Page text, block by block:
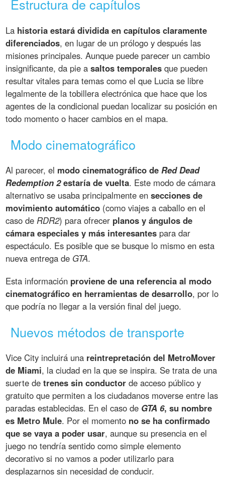
Estructura de capítulos
La historia estará dividida en capítulos claramente
diferenciados, en lugar de un prólogo y después las
misiones principales. Aunque puede parecer un cambio
insignificante, da pie asaltos temporales que pueden
resultar vitales para temas como el que Lucia se libre
legalmente de la tobillera electrónica que hace que los
agentes de la condicional puedan localizar su posición en
todo momento o hacer cambios en el mapa.
Modo cinematográfico
Al parecer, el modo cinematográfico deRed Dead
Redemption 2estaría de vuelta. Este modo de cámara
alternativo se usaba principalmente ensecciones de
movimiento automático (como viajes a caballo en el
caso deRDR2) para ofrecer planos y ángulos de
cámara especiales y más interesantes para dar
espectáculo. Es posible que se busque lo mismo en esta
nueva entrega de GTA.
Esta información proviene de una referencia al modo
cinematográfico en herramientas de desarrollo, por lo
que podría no llegar a la versión final del juego.
Nuevos métodos de transporte
Vice City incluirá una reintrepretación del MetroMover
de Miami, la ciudad en la que se inspira. Se trata de una
suerte detrenes sin conductor de acceso público y
gratuito que permiten a los ciudadanos moverse entre las
paradas establecidas. En el caso de GTA 6, su nombre
es Metro Mule. Por el momento no se ha confirmado
que se vaya a poder usar, aunque su presencia en el
juego no tendría sentido como simple elemento
decorativo si no vamos a poder utilizarlo para
desplazarnos sin necesidad de conducir.